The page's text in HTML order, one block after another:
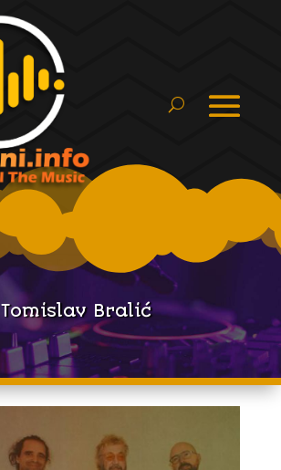
Tomislav Bralić